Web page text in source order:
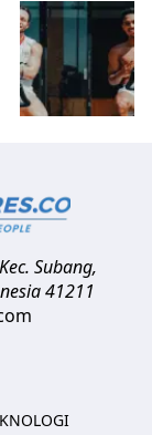
Kec. Subang,
41211